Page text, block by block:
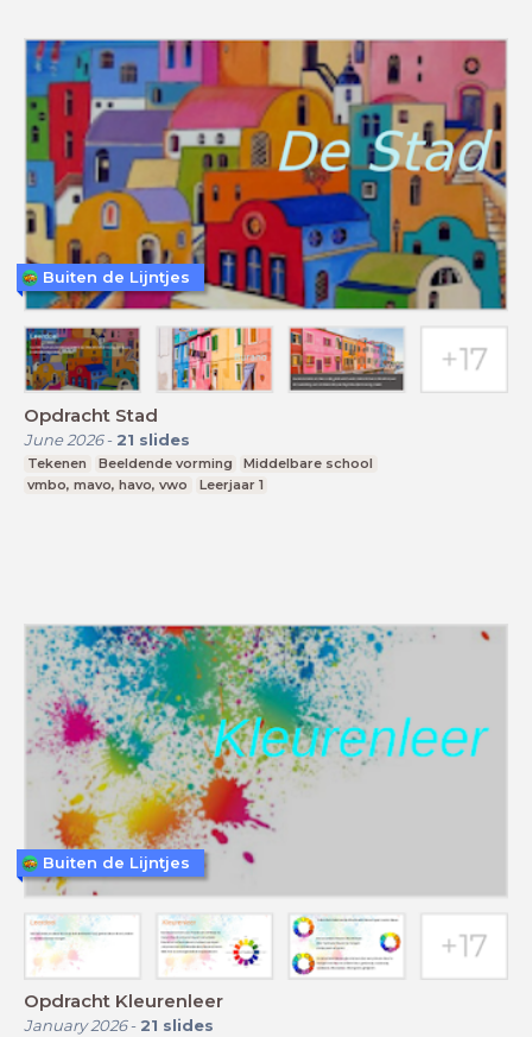
Opdracht Stad
June 2026- 21 slides
Tekenen Beeldende vorming
Middelbare school
vmbo, mavo, havo, vwo
Leerjaar 1
Buiten de Lijntjes
Opdracht Kleurenleer
January 2026- 21 slides
Buiten de Lijntjes